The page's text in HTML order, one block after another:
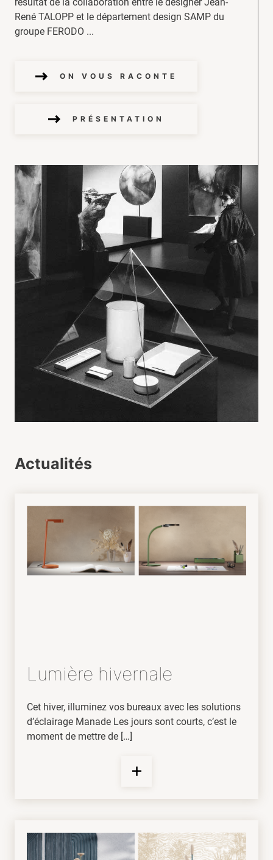
René TALOPP et le département design SAMP du
groupe FERODO ...
ON VOUS RACONTE
PRÉSENTATION
Actualités
Lumière hivernale
Cet hiver, illuminez vos bureaux avec les solutions
d’éclairage Manade Les jours sont courts, c’est le
moment de mettre de […]